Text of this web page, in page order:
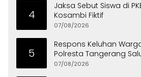
4
Jaksa Sebut Siswa di
Kosambi Fiktif
07/08/2026
5
Respons Keluhan
Polresta Tangerang
Bersih ke Panongan
07/08/2026